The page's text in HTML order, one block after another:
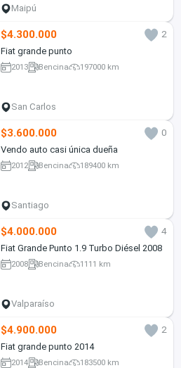
Maipú
$4.300.000
2
Fiat grande punto
2013 Bencina 197000 km
San Carlos
$3.600.000
0
Vendo auto casi única dueña
2012 Bencina 189400 km
Santiago
$4.000.000
4
Fiat Grande Punto 1.9 Turbo Diésel 2008
2008 Bencina 1111 km
Valparaíso
$4.900.000
2
Fiat grande punto 2014
2014 Bencina 183500 km